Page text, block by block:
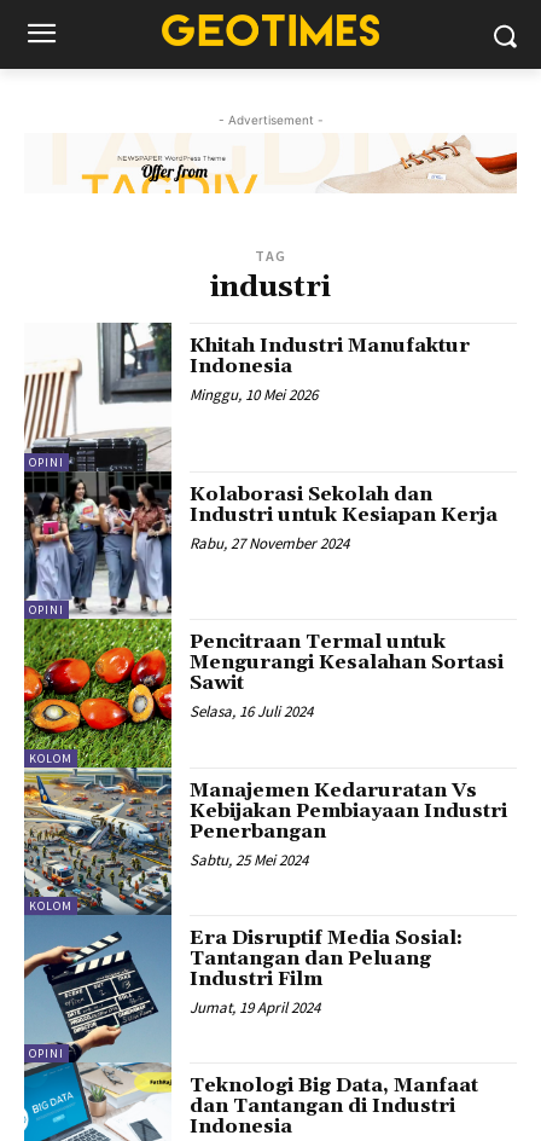
- Advertisement -
TAG
industri
OPINI
Khitah Industri Manufaktur
Indonesia
Minggu, 10 Mei 2026
OPINI
Kolaborasi Sekolah dan
Industri untuk Kesiapan Kerja
Rabu, 27 November 2024
KOLOM
Pencitraan Termal untuk
Mengurangi Kesalahan Sortasi
Sawit
Selasa, 16 Juli 2024
KOLOM
Manajemen Kedaruratan Vs
Kebijakan Pembiayaan Industri
Penerbangan
Sabtu, 25 Mei 2024
OPINI
Era Disruptif Media Sosial:
Tantangan dan Peluang
Industri Film
Jumat, 19 April 2024
Teknologi Big Data, Manfaat
dan Tantangan di Industri
Indonesia